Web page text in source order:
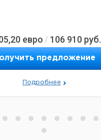
евро / 106 910 руб.
предложение
Подробнее